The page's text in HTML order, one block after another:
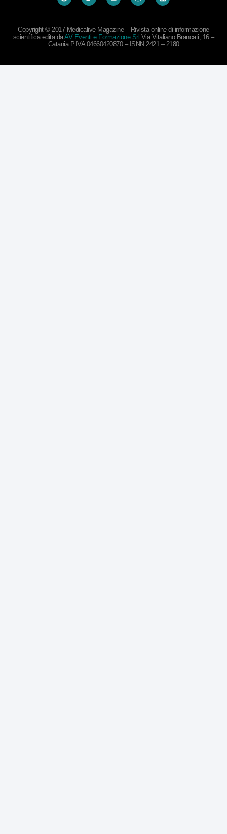
Copyright © 2017 Medicalive Magazine – Rivista online di informazione
scientifica edita daAV Eventi e Formazione Srl Via Vitaliano Brancati, 16 –
Catania P.IVA 04660420870 – ISNN 2421 – 2180